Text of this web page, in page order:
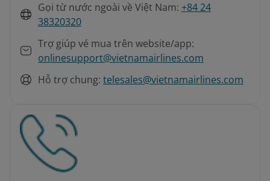
Gọi từ nước ngoài về Việt Nam: +84 24
38320320
Trợ giúp vé mua trên website/app:
onlinesupport@vietnamairlines.com
Hỗ trợ chung: telesales@vietnamairlines.com